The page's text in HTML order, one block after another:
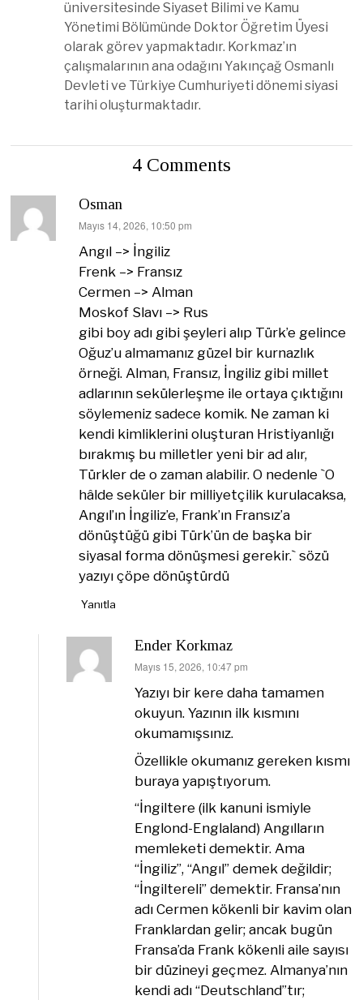
üniversitesinde Siyaset Bilimi ve Kamu
Yönetimi Bölümünde Doktor Öğretim Üyesi
olarak görev yapmaktadır. Korkmaz’ın
çalışmalarının ana odağını Yakınçağ Osmanlı
Devleti ve Türkiye Cumhuriyeti dönemi siyasi
tarihi oluşturmaktadır.
4 Comments
Osman
dedi
ki:
Mayıs 14, 2026, 10:50 pm
Angıl –> İngiliz
Frenk –> Fransız
Cermen –> Alman
Moskof Slavı –> Rus
gibi boy adı gibi şeyleri alıp Türk’e gelince
Oğuz’u almamanız güzel bir kurnazlık
örneği. Alman, Fransız, İngiliz gibi millet
adlarının sekülerleşme ile ortaya çıktığını
söylemeniz sadece komik. Ne zaman ki
kendi kimliklerini oluşturan Hristiyanlığı
bırakmış bu milletler yeni bir ad alır,
Türkler de o zaman alabilir. O nedenle `O
hâlde seküler bir milliyetçilik kurulacaksa,
Angıl’ın İngiliz’e, Frank’ın Fransız’a
dönüştüğü gibi Türk’ün de başka bir
siyasal forma dönüşmesi gerekir.` sözü
yazıyı çöpe dönüştürdü
Yanıtla
Ender Korkmaz
dedi
ki:
Mayıs 15, 2026, 10:47 pm
Yazıyı bir kere daha tamamen
okuyun. Yazının ilk kısmını
okumamışsınız.
Özellikle okumanız gereken kısmı
buraya yapıştıyorum.
“İngiltere (ilk kanuni ismiyle
Englond-Englaland) Angılların
memleketi demektir. Ama
“İngiliz”, “Angıl” demek değildir;
“İngiltereli” demektir. Fransa’nın
adı Cermen kökenli bir kavim olan
Franklardan gelir; ancak bugün
Fransa’da Frank kökenli aile sayısı
bir düzineyi geçmez. Almanya’nın
kendi adı “Deutschland”tır;